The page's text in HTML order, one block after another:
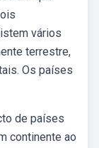
vários
terrestre,
Os países
de países
continente ao